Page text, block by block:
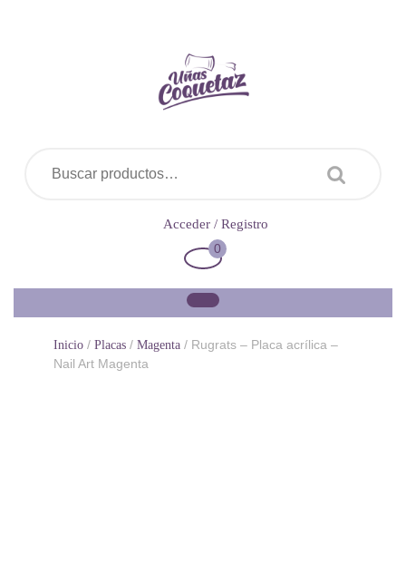
Acceder / Registro
Carrito
0
Inicio / Placas / Magenta / Rugrats – Placa acrílica –
Nail Art Magenta